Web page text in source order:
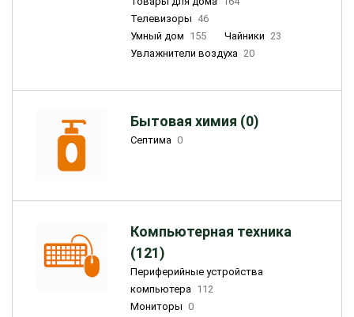
Телевизоры 46
Умный дом 155 Чайники 23
Увлажнители воздуха 20
Бытовая химия (0)
Септима 0
Компьютерная техника
(121)
Периферийные устройства
компьютера 112
Мониторы 0